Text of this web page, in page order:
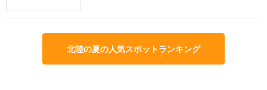
北陸の夏の人気スポットランキング